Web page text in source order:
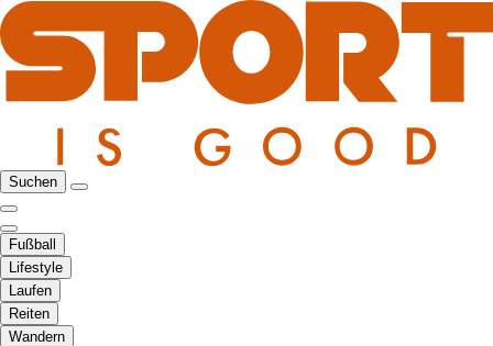
Suchen
Fußball
Lifestyle
Laufen
Reiten
Wandern